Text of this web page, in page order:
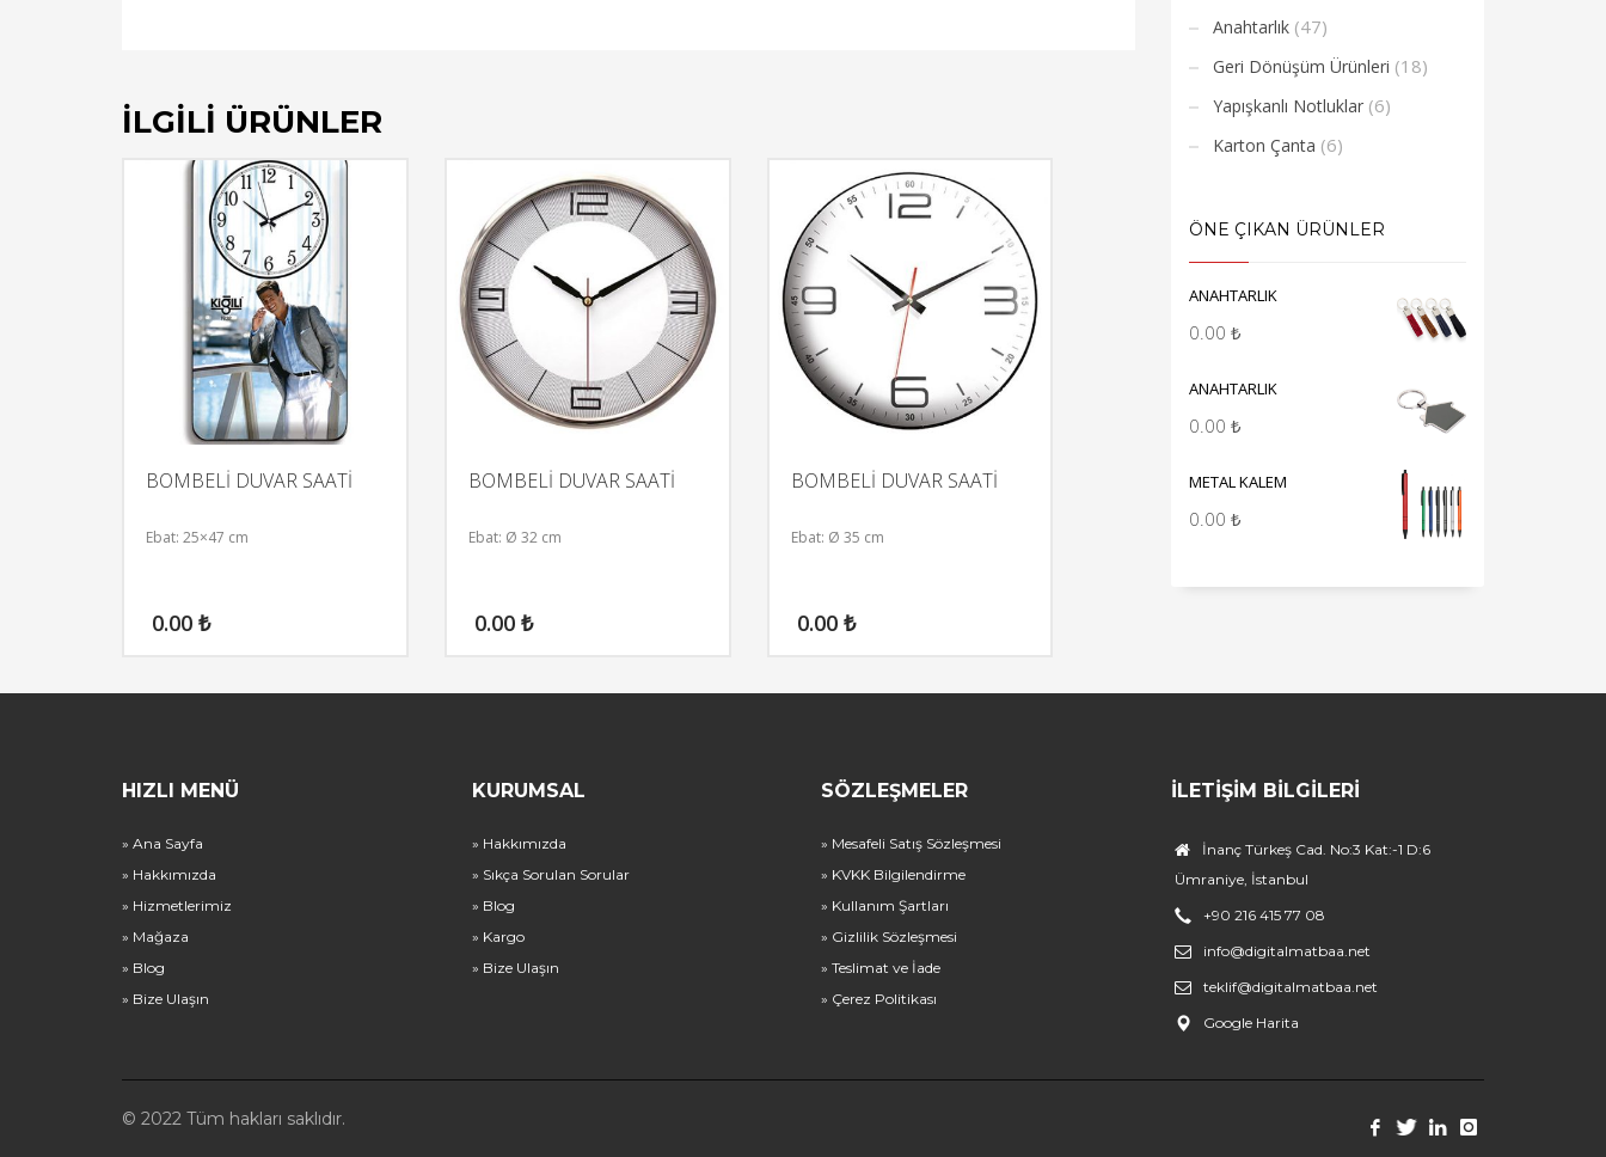
İLGILI ÜRÜNLER
BOMBELİ DUVAR SAATİ
Ebat: 25×47 cm
0.00 ₺
BOMBELİ DUVAR SAATİ
Ebat: Ø 32 cm
0.00 ₺
BOMBELİ DUVAR SAATİ
Ebat: Ø 35 cm
0.00 ₺
Anahtarlık (47)
Geri Dönüşüm Ürünleri (18)
Yapışkanlı Notluklar (6)
Karton Çanta (6)
ÖNE ÇIKAN ÜRÜNLER
ANAHTARLIK
0.00 ₺
ANAHTARLIK
0.00 ₺
METAL KALEM
0.00 ₺
HIZLI MENÜ
» Ana Sayfa
» Hakkımızda
» Hizmetlerimiz
» Mağaza
» Blog
» Bize Ulaşın
KURUMSAL
» Hakkımızda
» Sıkça Sorulan Sorular
» Blog
» Kargo
» Bize Ulaşın
SÖZLEŞMELER
» Mesafeli Satış Sözleşmesi
» KVKK Bilgilendirme
» Kullanım Şartları
» Gizlilik Sözleşmesi
» Teslimat ve İade
» Çerez Politikası
İLETIŞIM BILGILERI
İnanç Türkeş Cad. No:3 Kat:-1 D:6
Ümraniye, İstanbul
+90 216 415 77 08
info@digitalmatbaa.net
teklif@digitalmatbaa.net
Google Harita
© 2022 Tüm hakları saklıdır.